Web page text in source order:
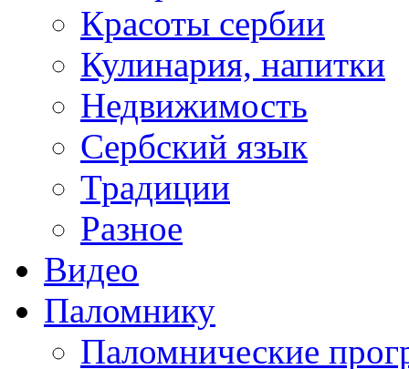
Красоты сербии
Кулинария, напитки
Недвижимость
Сербский язык
Традиции
Разное
Видео
Паломнику
Паломнические